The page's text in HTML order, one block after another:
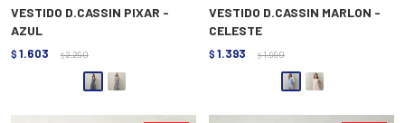
VESTIDO D.CASSIN PIXAR -
AZUL
$ 1.603 $ 2.290
VESTIDO D.CASSIN MARLON -
CELESTE
$ 1.393 $ 1.990